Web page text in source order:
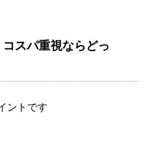
スパ重視ならどっ
ントです